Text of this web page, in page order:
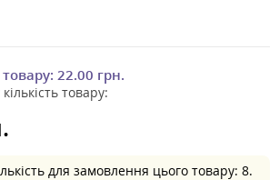
22.00 грн.
товару:
для замовлення цього товару: 8.